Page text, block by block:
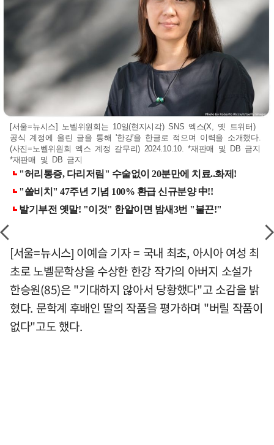
[서울=뉴시스] 노벨위원회는 10일(현지시각) SNS 엑스(X, 옛 트위터)
공식 계정에 올린 글을 통해 '한강'을 한글로 적으며 이력을 소개했다.
(사진=노벨위원회 엑스 계정 갈무리) 2024.10.10. *재판매 및 DB 금지
*재판매 및 DB 금지
[서울=뉴시스] 이예슬 기자 = 국내 최초, 아시아 여성 최
초로 노벨문학상을 수상한 한강 작가의 아버지 소설가
한승원(85)은 "기대하지 않아서 당황했다"고 소감을 밝
혔다. 문학계 후배인 딸의 작품을 평가하며 "버릴 작품이
없다"고도 했다.